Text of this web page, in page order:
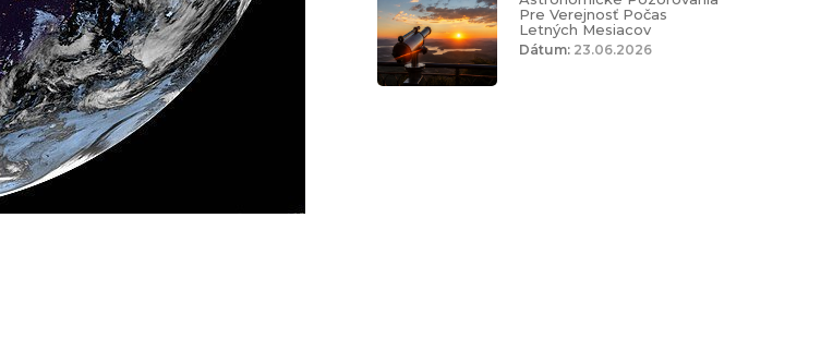
Pre Verejnosť Počas
Letných Mesiacov
Dátum: 23.06.2026